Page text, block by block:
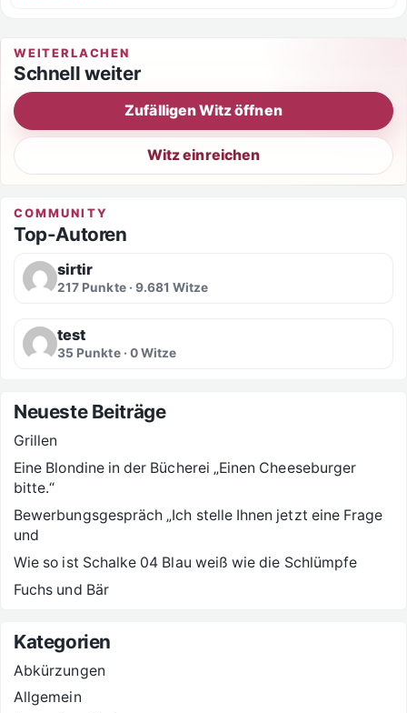
WEITERLACHEN
Schnell weiter
Zufälligen Witz öffnen
Witz einreichen
COMMUNITY
Top-Autoren
sirtir
217 Punkte · 9.681 Witze
test
35 Punkte · 0 Witze
Neueste Beiträge
Grillen
Eine Blondine in der Bücherei „Einen Cheeseburger
bitte.“
Bewerbungsgespräch „Ich stelle Ihnen jetzt eine Frage
und
Wie so ist Schalke 04 Blau weiß wie die Schlümpfe
Fuchs und Bär
Kategorien
Abkürzungen
Allgemein